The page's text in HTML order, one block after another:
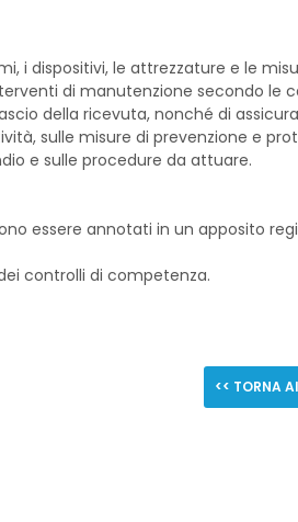
i dispositivi, le attrezzature e le
di manutenzione secondo le
della ricevuta, nonché di
sulle misure di prevenzione e
e sulle procedure da attuare.
essere annotati in un apposito
controlli di competenza.
<< TORNA